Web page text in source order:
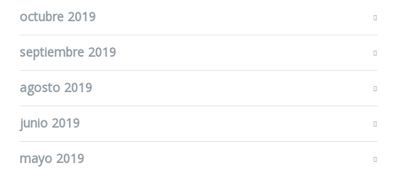
octubre 2019
septiembre 2019
agosto 2019
junio 2019
mayo 2019